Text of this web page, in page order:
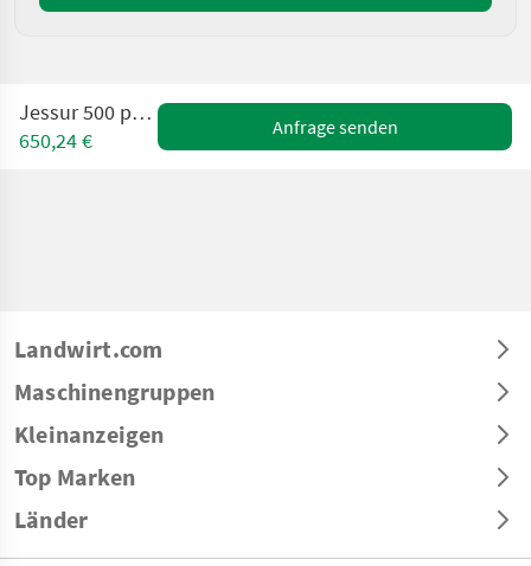
Jessur 500 permetező
650,24 €
Anfrage senden
Landwirt.com
Maschinengruppen
Kleinanzeigen
Top Marken
Länder